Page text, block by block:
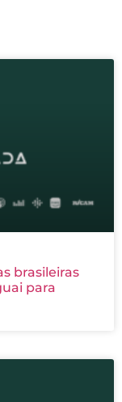
brasileiras
para